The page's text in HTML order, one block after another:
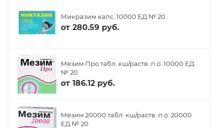
Микразим капс. 10000 ЕД № 20
от 280.59 руб.
Мезим Про табл. кш/раств. п.о. 10000 ЕД
№ 20
от 186.12 руб.
Мезим 20000 табл. кш/раств. п.о. 20000
ЕД № 20